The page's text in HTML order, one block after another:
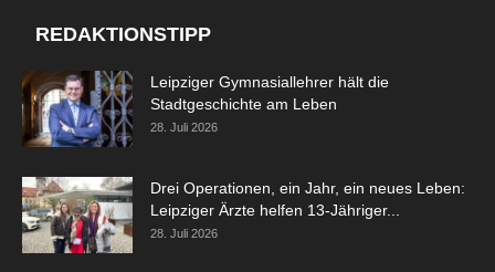
REDAKTIONSTIPP
Leipziger Gymnasiallehrer hält die
Stadtgeschichte am Leben
28. Juli 2026
Drei Operationen, ein Jahr, ein neues Leben:
Leipziger Ärzte helfen 13-Jähriger...
28. Juli 2026